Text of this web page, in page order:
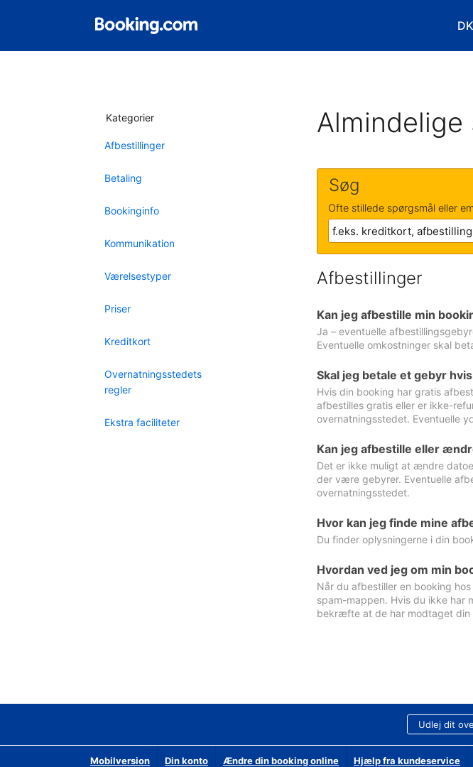
Kategorier
Afbestillinger
Betaling
Bookinginfo
Kommunikation
Værelsestyper
Priser
Kreditkort
Overnatningsstedets
regler
Ekstra faciliteter
Almindelige
Søg
Ofte stillede spørgsmål eller
Afbestillinger
Kan jeg afbestille min
Ja – eventuelle
Eventuelle omkostninger skal
Skal jeg betale et gebyr
Hvis din booking har gratis
afbestilles gratis eller er ikke-
overnatningsstedet. Eventuelle
Kan jeg afbestille eller
Det er ikke muligt at ændre
der være gebyrer. Eventuelle
overnatningsstedet.
Hvor kan jeg finde mine
Du finder oplysningerne i din
Hvordan ved jeg om min
Når du afbestiller en booking
spam-mappen. Hvis du ikke har
bekræfte at de har modtaget din
Udlej dit
Mobilversion Din konto Ændre din booking online Hjælp fra kundeservice